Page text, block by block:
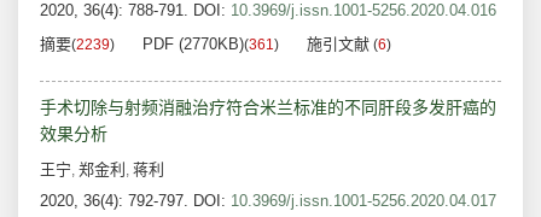
2020, 36(4): 788-791. DOI: 10.3969/j.issn.1001-5256.2020.04.016
摘要(2239) PDF (2770KB)(361) 施引文献 (6)
手术切除与射频消融治疗符合米兰标准的不同肝段多发肝癌的
效果分析
王宁, 郑金利 , 蒋利
2020, 36(4): 792-797. DOI: 10.3969/j.issn.1001-5256.2020.04.017